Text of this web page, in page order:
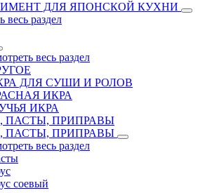
ДЛЯ ЯПОНСКОЙ КУХНИ
весь раздел
весь раздел
ДЛЯ СУШИ И РОЛОВ
ИКРА
ИКРА
ПАСТЫ, ПРИПРАВЫ
ПАСТЫ, ПРИПРАВЫ
весь раздел
соевый